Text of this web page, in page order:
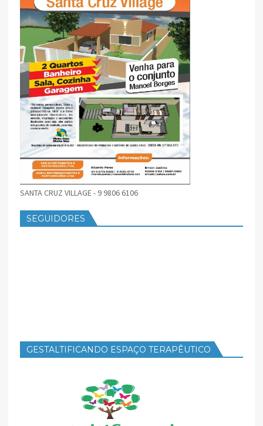
SANTA CRUZ VILLAGE - 9 9806 6106
SEGUIDORES
GESTALTIFICANDO ESPAÇO TERAPÊUTICO